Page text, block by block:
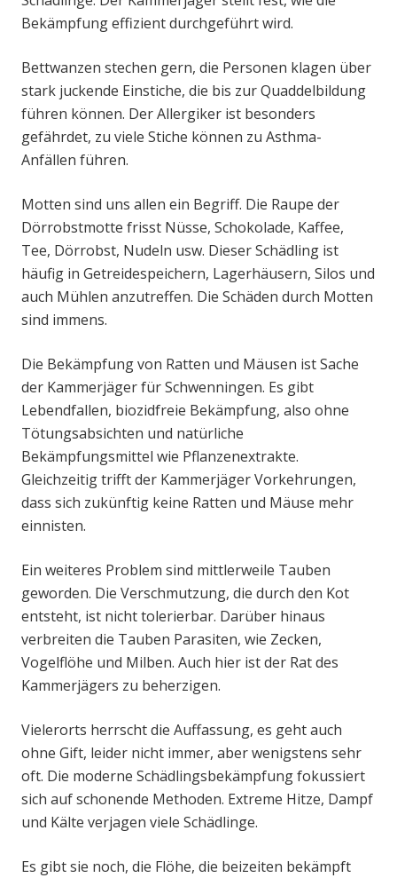
Bekämpfung effizient durchgeführt wird.
Bettwanzen stechen gern, die Personen klagen über
stark juckende Einstiche, die bis zur Quaddelbildung
führen können. Der Allergiker ist besonders
gefährdet, zu viele Stiche können zu Asthma-
Anfällen führen.
Motten sind uns allen ein Begriff. Die Raupe der
Dörrobstmotte frisst Nüsse, Schokolade, Kaffee,
Tee, Dörrobst, Nudeln usw. Dieser Schädling ist
häufig in Getreidespeichern, Lagerhäusern, Silos und
auch Mühlen anzutreffen. Die Schäden durch Motten
sind immens.
Die Bekämpfung von Ratten und Mäusen ist Sache
der Kammerjäger für Schwenningen. Es gibt
Lebendfallen, biozidfreie Bekämpfung, also ohne
Tötungsabsichten und natürliche
Bekämpfungsmittel wie Pflanzenextrakte.
Gleichzeitig trifft der Kammerjäger Vorkehrungen,
dass sich zukünftig keine Ratten und Mäuse mehr
einnisten.
Ein weiteres Problem sind mittlerweile Tauben
geworden. Die Verschmutzung, die durch den Kot
entsteht, ist nicht tolerierbar. Darüber hinaus
verbreiten die Tauben Parasiten, wie Zecken,
Vogelflöhe und Milben. Auch hier ist der Rat des
Kammerjägers zu beherzigen.
Vielerorts herrscht die Auffassung, es geht auch
ohne Gift, leider nicht immer, aber wenigstens sehr
oft. Die moderne Schädlingsbekämpfung fokussiert
sich auf schonende Methoden. Extreme Hitze, Dampf
und Kälte verjagen viele Schädlinge.
Es gibt sie noch, die Flöhe, die beizeiten bekämpft